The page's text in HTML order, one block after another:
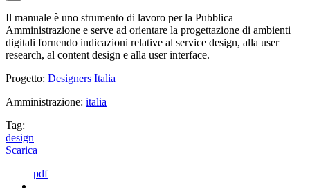
Il manuale è uno strumento di lavoro per la Pubblica
Amministrazione e serve ad orientare la progettazione di ambienti
digitali fornendo indicazioni relative al service design, alla user
research, al content design e alla user interface.
Progetto: Designers Italia
Amministrazione: italia
Tag:
design
Scarica
pdf